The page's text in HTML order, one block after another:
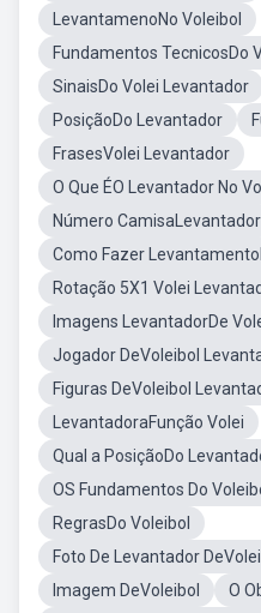
LevantamenoNo Voleibol
Fundamentos TecnicosDo
SinaisDo Volei Levantador
PosiçãoDo Levantador
FrasesVolei Levantador
O Que ÉO Levantador No
Número CamisaLevantador
Como Fazer
Rotação 5X1 Volei
Imagens LevantadorDe
Jogador DeVoleibol
Figuras DeVoleibol
LevantadoraFunção Volei
Qual a PosiçãoDo
OS Fundamentos Do
RegrasDo Voleibol
Foto De Levantador
Imagem DeVoleibol
O